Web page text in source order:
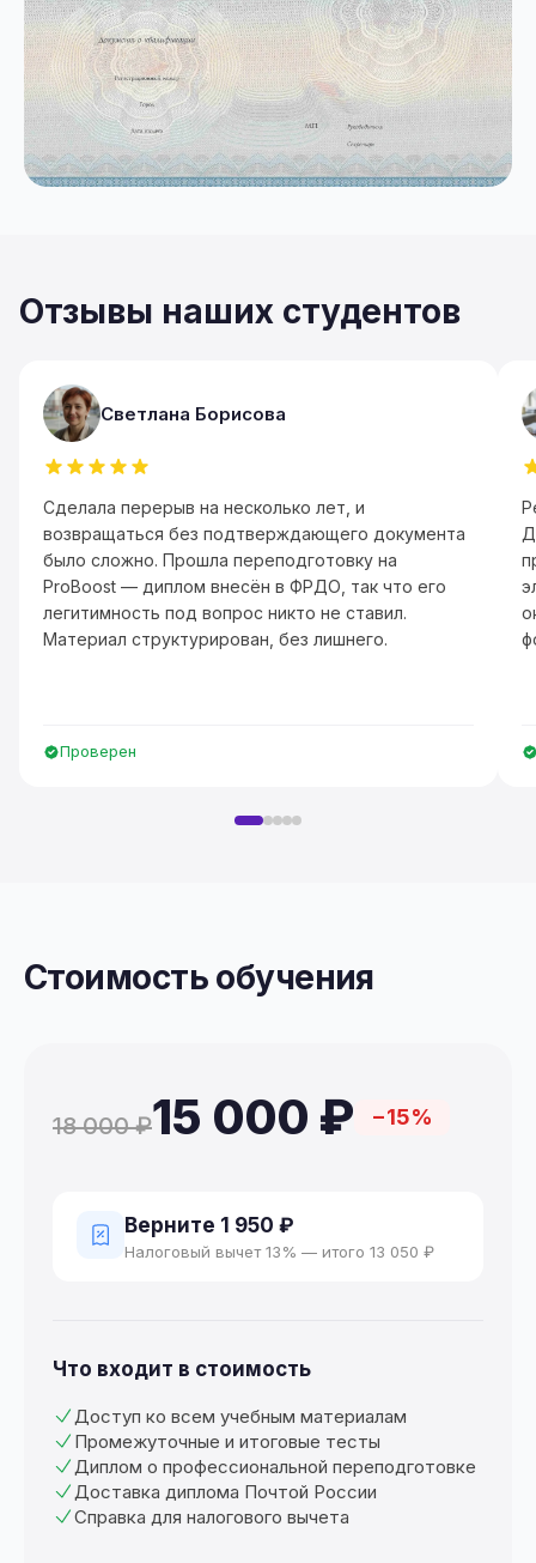
Отзывы наших студентов
Светлана Борисова
Сделала перерыв на несколько лет, и
возвращаться без подтверждающего документа
было сложно. Прошла переподготовку на
ProBoost — диплом внесён в ФРДО, так что его
легитимность под вопрос никто не ставил.
Материал структурирован, без лишнего.
Проверен
Стоимость обучения
18 000 ₽15 000 ₽ −15%
Верните 1 950 ₽
Налоговый вычет 13% — итого 13 050 ₽
Что входит в стоимость
Доступ ко всем учебным материалам
Промежуточные и итоговые тесты
Диплом о профессиональной переподготовке
Доставка диплома Почтой России
Справка для налогового вычета